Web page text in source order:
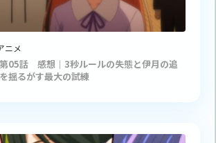
ニメ
05話 感想｜3秒ルールの失態と伊月の追
揺るがす最大の試練